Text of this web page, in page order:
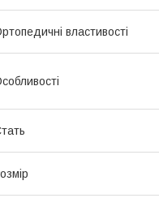
властивості